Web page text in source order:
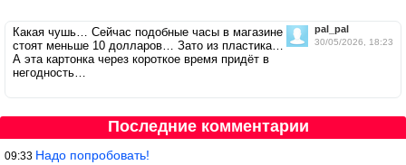
pal_pal
30/05/2026, 18:23
Какая чушь… Сейчас подобные часы в магазине
стоят меньше 10 долларов… Зато из пластика…
А эта картонка через короткое время придёт в
негодность…
Последние комментарии
09:33 Надо попробовать!